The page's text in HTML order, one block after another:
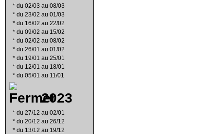
* du 02/03 au 08/03
* du 23/02 au 01/03
* du 16/02 au 22/02
* du 09/02 au 15/02
* du 02/02 au 08/02
* du 26/01 au 01/02
* du 19/01 au 25/01
* du 12/01 au 18/01
* du 05/01 au 11/01
2023
* du 27/12 au 02/01
* du 20/12 au 26/12
* du 13/12 au 19/12